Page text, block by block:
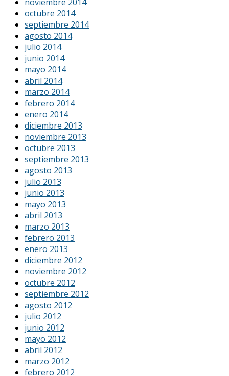
octubre 2014
septiembre 2014
agosto 2014
julio 2014
junio 2014
mayo 2014
abril 2014
marzo 2014
febrero 2014
enero 2014
diciembre 2013
noviembre 2013
octubre 2013
septiembre 2013
agosto 2013
julio 2013
junio 2013
mayo 2013
abril 2013
marzo 2013
febrero 2013
enero 2013
diciembre 2012
noviembre 2012
octubre 2012
septiembre 2012
agosto 2012
julio 2012
junio 2012
mayo 2012
abril 2012
marzo 2012
febrero 2012